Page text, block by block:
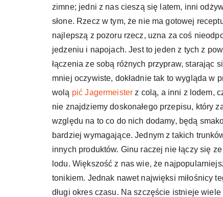
zimne; jedni z nas cieszą się latem, inni
słone. Rzecz w tym, że nie ma gotowej
najlepszą z pozoru rzecz, uzna za coś
jedzeniu i napojach. Jest to jeden z tych z
łączenia ze sobą różnych przypraw, starając
mniej oczywiste, dokładnie tak to wygląda w
wolą pić Jagermeister z colą, a inni z lodem,
nie znajdziemy doskonałego przepisu, który
względu na to co do nich dodamy, będą
bardziej wymagające. Jednym z takich
innych produktów. Ginu raczej nie łączy się
lodu. Większość z nas wie, że
tonikiem. Jednak nawet najwięksi miłośnicy
długi okres czasu. Na szczęście istnieje